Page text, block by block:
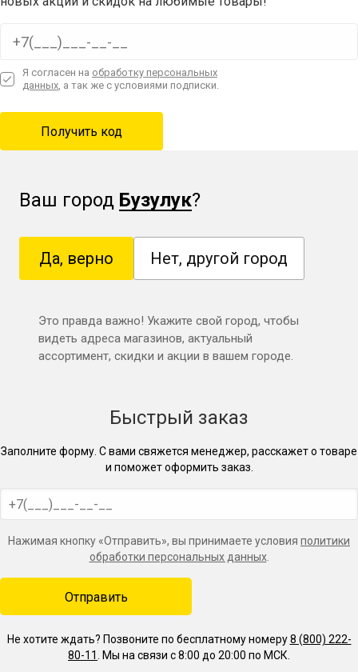
на крышке. Чтобы обезопасить их от влаги, достаточно
снять ее и убрать в сторону.
Безопасная транспортировка.Крышку можно
Приятные подарки в комплекте!
Вместе с автоклавом вы получите брендированные
обеспечивают полную герметичность и сохранность
продукта;
выбор №1 среди наших клиентов. Убедитесь сами!
привлекательный внешний вид — оформлены в
Комплектация
Емкость — 1 шт.
Крышка — 1 шт.
Я согласен на обработку персональных
данных, а так же с условиями подписки.
Ваш город Бузулук?
Да, верно Нет, другой город
Это правда важно! Укажите свой город, чтобы
видеть адреса магазинов, актуальный
ассортимент, скидки и акции в вашем городе.
Быстрый заказ
Заполните форму. С вами свяжется менеджер, расскажет о товаре
и поможет оформить заказ.
Нажимая кнопку «Отправить», вы принимаете условия политики
обработки персональных данных.
Не хотите ждать? Позвоните по бесплатному номеру8 (800) 222-
80-11. Мы на связи с 8:00 до 20:00 по МСК.